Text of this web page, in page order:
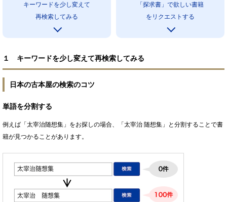
キーワードを少し変えて
再検索してみる
「探求書」で欲しい書籍
をリクエストする
１ キーワードを少し変えて再検索してみる
日本の古本屋の検索のコツ
単語を分割する
例えば「太宰治随想集」をお探しの場合、「太宰治 随想集」と分割することで書
籍が見つかることがあります。